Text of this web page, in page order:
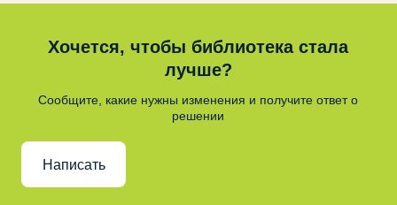
Хочется, чтобы библиотека стала
лучше?
Сообщите, какие нужны изменения и получите ответ о
решении
Написать